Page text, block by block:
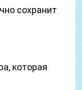
сохранит
которая